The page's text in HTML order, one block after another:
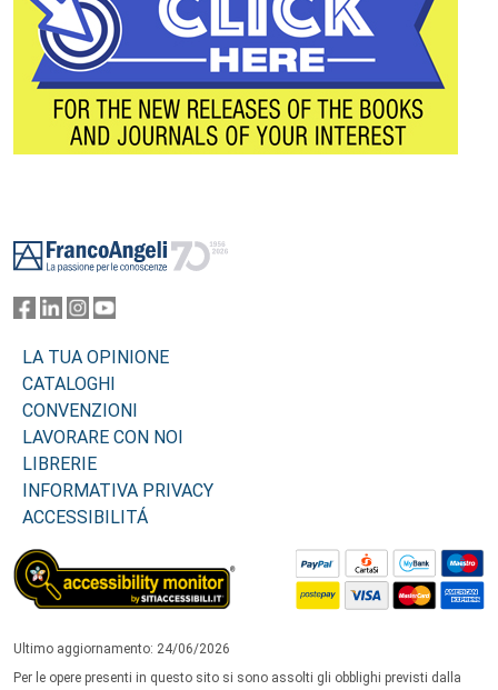
LA TUA OPINIONE
CATALOGHI
CONVENZIONI
LAVORARE CON NOI
LIBRERIE
INFORMATIVA PRIVACY
ACCESSIBILITÁ
Ultimo aggiornamento: 24/06/2026
Per le opere presenti in questo sito si sono assolti gli obblighi previsti dalla